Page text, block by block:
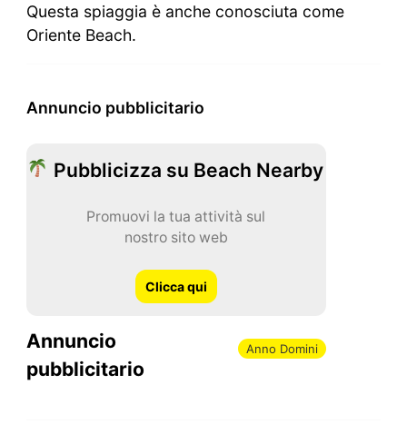
Questa spiaggia è anche conosciuta come
Oriente Beach.
Annuncio pubblicitario
Pubblicizza su Beach Nearby
Promuovi la tua attività sul
nostro sito web
Clicca qui
Annuncio
pubblicitario
Anno Domini